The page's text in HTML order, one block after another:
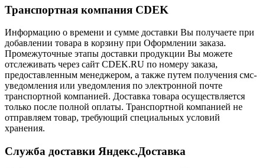
Транспортная компания CDEK
Информацию о времени и сумме доставки Вы получаете при
добавлении товара в корзину при Оформлении заказа.
Промежуточные этапы доставки продукции Вы можете
отслеживать через сайт CDEK.RU по номеру заказа,
предоставленным менеджером, а также путем получения смс-
уведомления или уведомления по электронной почте
транспортной компанией. Доставка товара осуществляется
только после полной оплаты. Транспортной компанией не
отправляем товар, требующий специальных условий
хранения.
Служба доставки Яндекс.Доставка